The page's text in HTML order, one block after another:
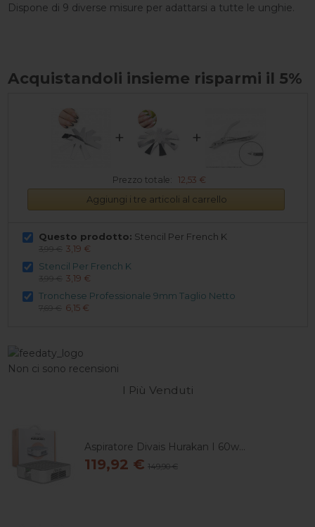
Dispone di 9 diverse misure per adattarsi a tutte le unghie.
Acquistandoli insieme risparmi il 5%
+ +
Prezzo totale: 12,53 €
Aggiungi i tre articoli al carrello
Questo prodotto: Stencil Per French K
3,19 €
Stencil Per French K
3,19 €
Tronchese Professionale 9mm Taglio Netto
6,15 €
Non ci sono recensioni
I Più Venduti
Aspiratore Divais Hurakan I 60w...
119,92 € 149,90 €